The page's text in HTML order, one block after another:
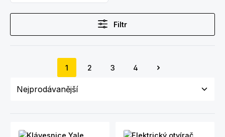
Filtr
Strana
1
Strana
2
Strana
3
Strana
4